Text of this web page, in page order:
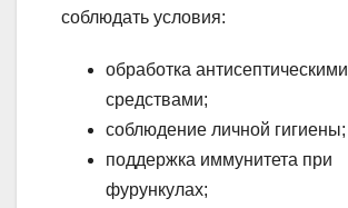
соблюдать условия:
обработка антисептическими
средствами;
соблюдение личной гигиены;
поддержка иммунитета при
фурункулах;